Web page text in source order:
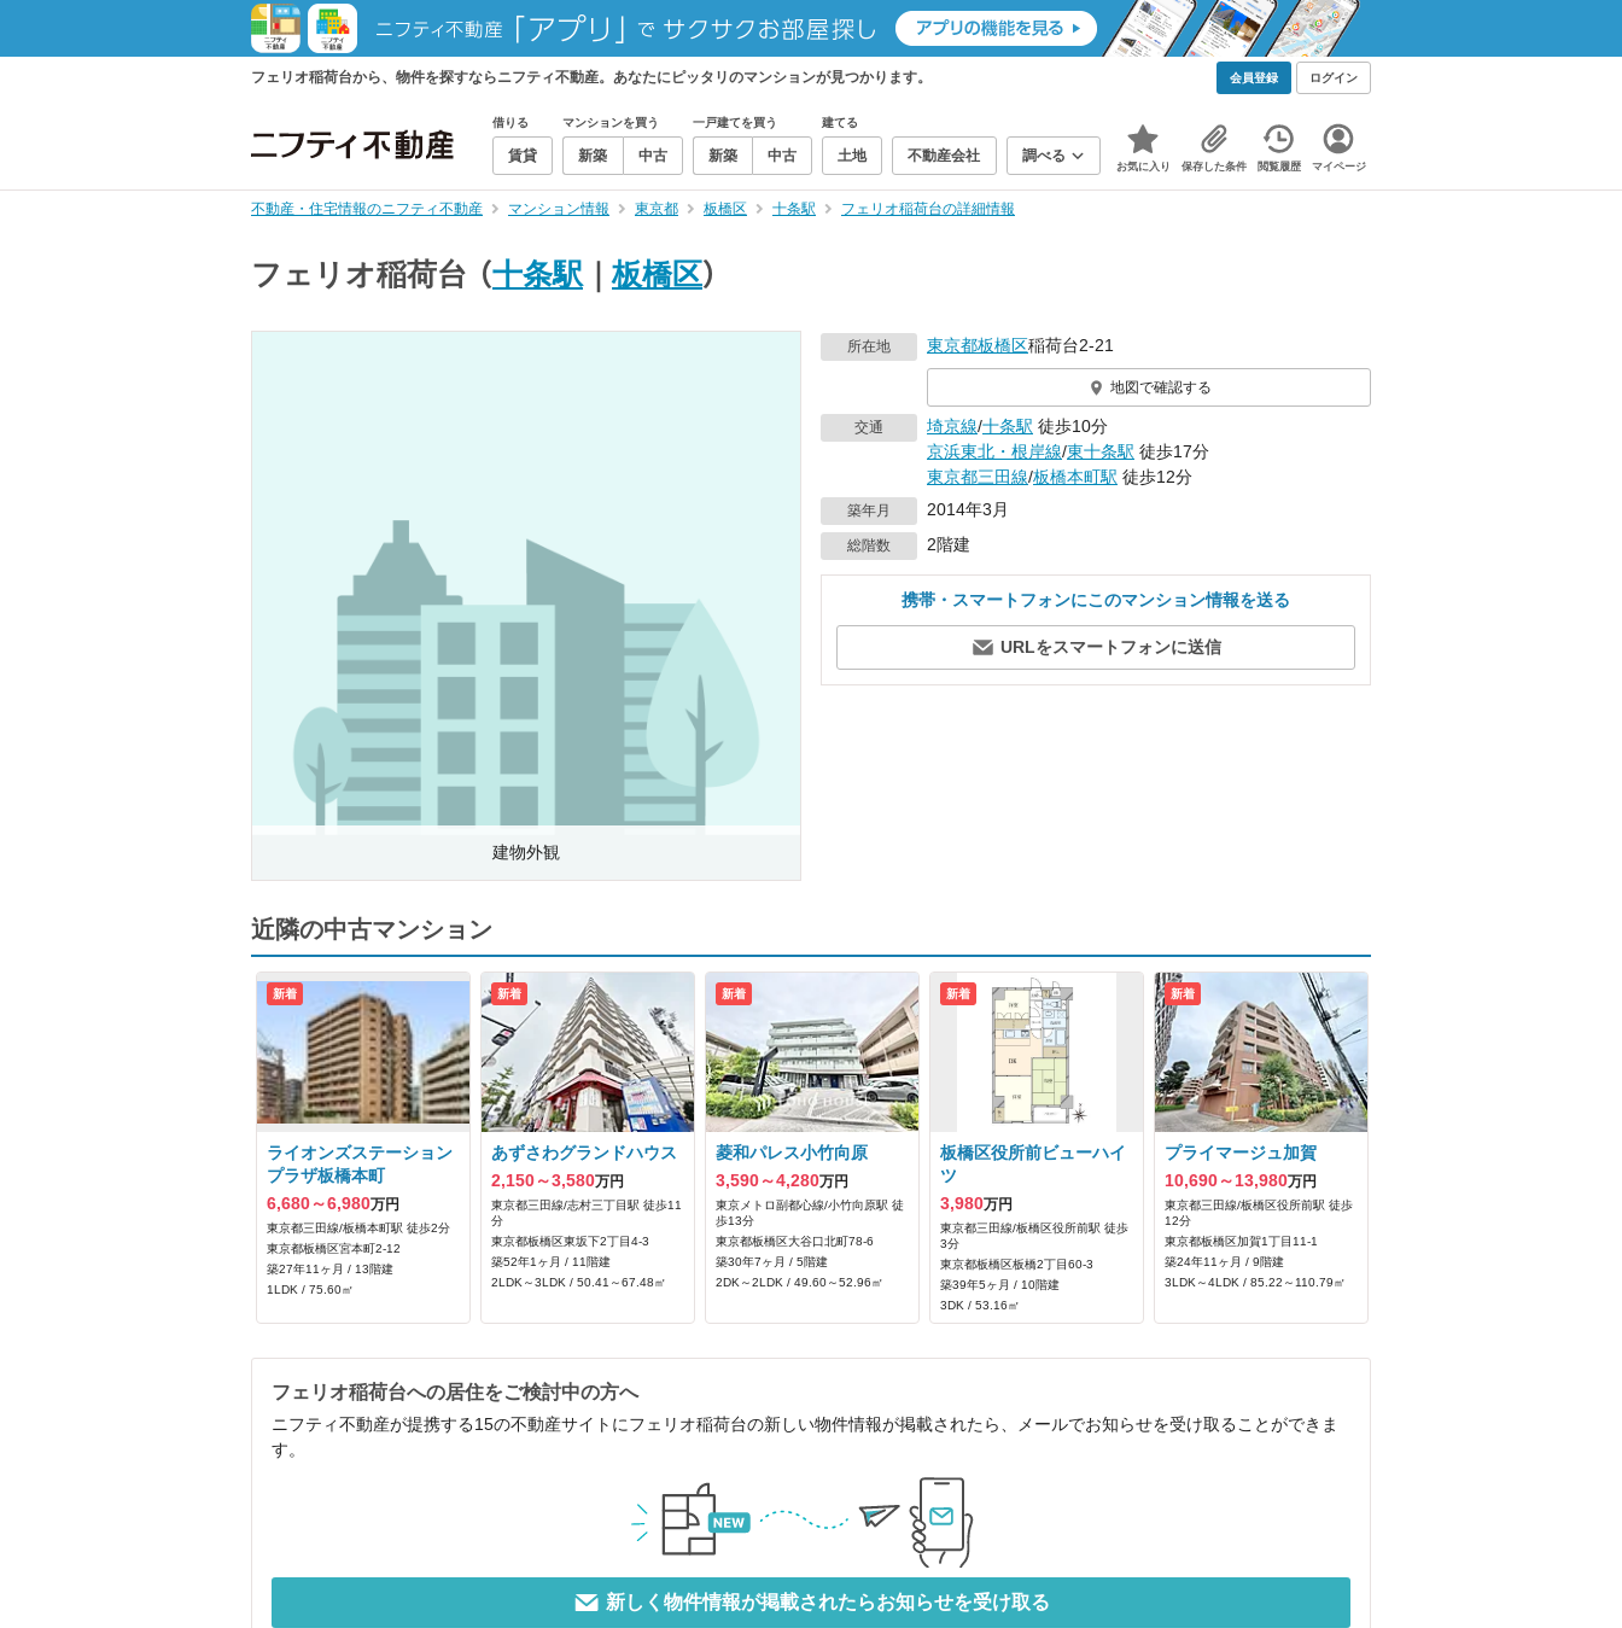
フェリオ稲荷台から、物件を探すならニフティ不動産。あなたにピッタリのマンションが見つかります。 会員登録 ログイン
借りる
賃貸
マンションを買う
新築 中古
一戸建てを買う
新築 中古
建てる
土地 不動産会社 調べる
お気に入り 保存した条件 閲覧履歴 マイページ
不動産・住宅情報のニフティ不動産 マンション情報 東京都 板橋区 十条駅 フェリオ稲荷台の詳細情報
フェリオ稲荷台 （十条駅 ｜板橋区）
建物外観
所在地 東京都板橋区稲荷台2-21
地図で確認する
交通 埼京線/十条駅 徒歩10分
京浜東北・根岸線/東十条駅 徒歩17分
東京都三田線/板橋本町駅 徒歩12分
築年月 2014年3月
総階数 2階建
携帯・スマートフォンにこのマンション情報を送る
URLをスマートフォンに送信
近隣の中古マンション
新着
ライオンズステーション
プラザ板橋本町
6,680～6,980万円
東京都三田線/板橋本町駅 徒歩2分
東京都板橋区宮本町2-12
築27年11ヶ月 / 13階建
1LDK / 75.60㎡
新着
あずさわグランドハウス
2,150～3,580万円
東京都三田線/志村三丁目駅 徒歩11
分
東京都板橋区東坂下2丁目4-3
築52年1ヶ月 / 11階建
2LDK～3LDK / 50.41～67.48㎡
新着
菱和パレス小竹向原
3,590～4,280万円
東京メトロ副都心線/小竹向原駅 徒
歩13分
東京都板橋区大谷口北町78-6
築30年7ヶ月 / 5階建
2DK～2LDK / 49.60～52.96㎡
新着
板橋区役所前ビューハイ
ツ
3,980万円
東京都三田線/板橋区役所前駅 徒歩
3分
東京都板橋区板橋2丁目60-3
築39年5ヶ月 / 10階建
3DK / 53.16㎡
新着
プライマージュ加賀
10,690～13,980万円
東京都三田線/板橋区役所前駅 徒歩
12分
東京都板橋区加賀1丁目11-1
築24年11ヶ月 / 9階建
3LDK～4LDK / 85.22～110.79㎡
フェリオ稲荷台への居住をご検討中の方へ
ニフティ不動産が提携する15の不動産サイトにフェリオ稲荷台の新しい物件情報が掲載されたら、メールでお知らせを受け取ることができま
す。
新しく物件情報が掲載されたらお知らせを受け取る